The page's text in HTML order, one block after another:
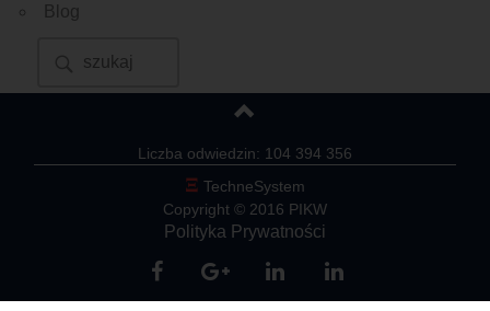
Blog
Liczba odwiedzin: 104 394 356
Ξ TechneSystem
Copyright © 2016 PIKW
Polityka Prywatności